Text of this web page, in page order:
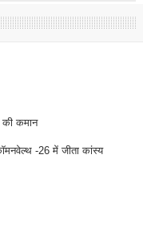
की कमान
-26 में जीता कांस्य